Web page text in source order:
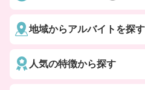
地域からアルバイトを探す
人気の特徴から探す